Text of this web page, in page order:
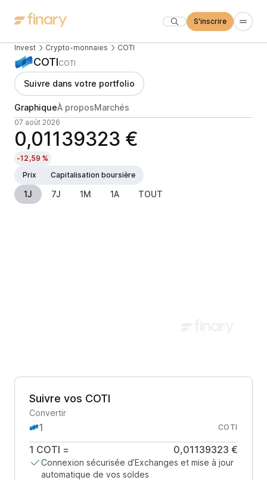
S'inscrire
Invest Crypto-monnaies COTI
COTICOTI
Suivre dans votre portfolio
GraphiqueÀ proposMarchés
07 août 2026
0,01139323 €
-12,59 %
Prix
Capitalisation boursière
1J 7J 1M 1A TOUT
Suivre vos COTI
Convertir
COTI
1 COTI = 0,01139323 €
Connexion sécurisée d’Exchanges et mise à jour
automatique de vos soldes